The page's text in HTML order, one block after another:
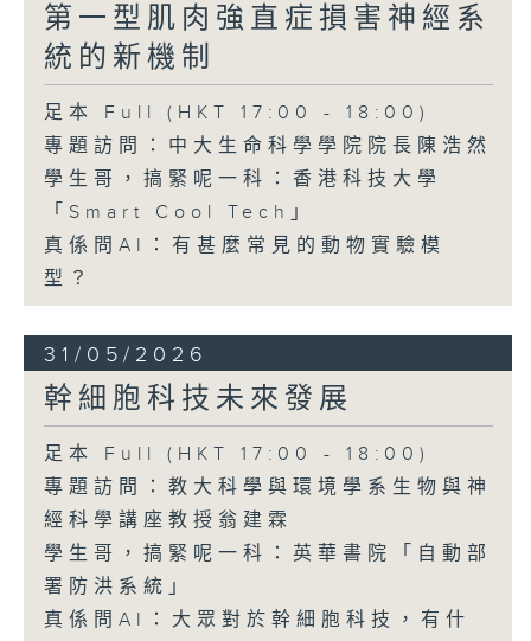
第一型肌肉強直症損害神經系
統的新機制
足本 Full (HKT 17:00 - 18:00)
專題訪問：中大生命科學學院院長陳浩然
學生哥，搞緊呢一科：香港科技大學
「Smart Cool Tech」
真係問AI：有甚麼常見的動物實驗模
型？
31/05/2026
幹細胞科技未來發展
足本 Full (HKT 17:00 - 18:00)
專題訪問：教大科學與環境學系生物與神
經科學講座教授翁建霖
學生哥，搞緊呢一科：英華書院「自動部
署防洪系統」
真係問AI：大眾對於幹細胞科技，有什